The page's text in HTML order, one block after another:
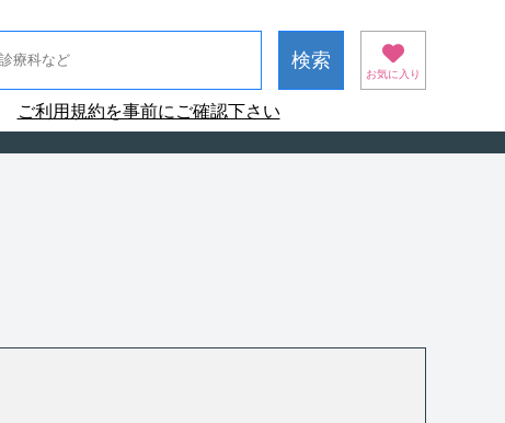
お気に入り
ご利用規約を事前にご確認下さい